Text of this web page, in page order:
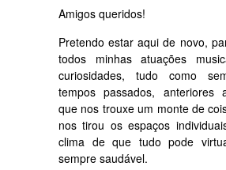
Amigos queridos!
Pretendo estar aqui de novo,
todos minhas atuações
curiosidades, tudo como
tempos passados, anteriores
que nos trouxe um monte de
nos tirou os espaços
clima de que tudo pode
sempre saudável.